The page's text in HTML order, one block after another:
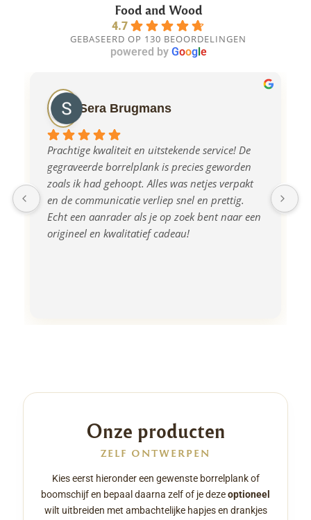
Food and Wood
4.7
GEBASEERD OP 130 BEOORDELINGEN
powered by Googl e
Sera Brugmans
Prachtige kwaliteit en uitstekende service! De
gegraveerde borrelplank is precies geworden
zoals ik had gehoopt. Alles was netjes verpakt
en de communicatie verliep snel en prettig.
Echt een aanrader als je op zoek bent naar een
origineel en kwalitatief cadeau!
Onze producten
ZELF ONTWERPEN
Kies eerst hieronder een gewenste borrelplank of
boomschijf en bepaal daarna zelf of je dezeoptioneel
wilt uitbreiden met ambachtelijke hapjes en drankjes